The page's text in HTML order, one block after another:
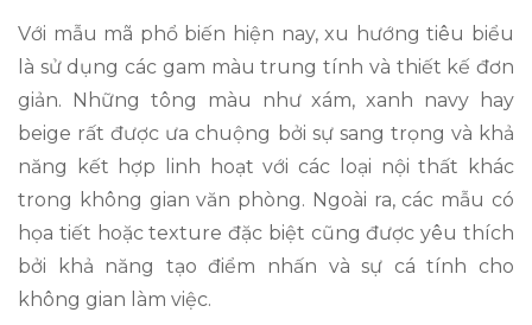
Với mẫu mã phổ biến hiện nay, xu hướng tiêu biểu
là sử dụng các gam màu trung tính và thiết kế đơn
giản. Những tông màu như xám, xanh navy hay
beige rất được ưa chuộng bởi sự sang trọng và khả
năng kết hợp linh hoạt với các loại nội thất khác
trong không gian văn phòng. Ngoài ra, các mẫu có
họa tiết hoặc texture đặc biệt cũng được yêu thích
bởi khả năng tạo điểm nhấn và sự cá tính cho
không gian làm việc.